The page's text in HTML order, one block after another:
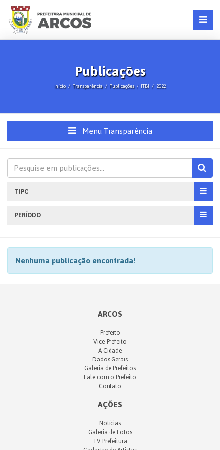
Publicações
Início Transparência Publicações ITBI 2022
Menu Transparência
TIPO
PERÍODO
Nenhuma publicação encontrada!
ARCOS
Prefeito
Vice-Prefeito
A Cidade
Dados Gerais
Galeria de Prefeitos
Fale com o Prefeito
Contato
AÇÕES
Notícias
Galeria de Fotos
TV Prefeitura